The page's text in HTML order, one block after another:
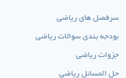
سرفصل های ریاضی
بودجه بندی سوالات ریاضی
جزوات ریاضی
حل المسائل ریاضی